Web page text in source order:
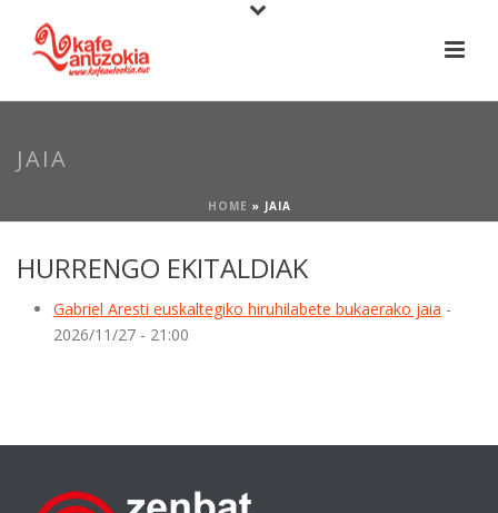
JAIA
HOME » JAIA
HURRENGO EKITALDIAK
Gabriel Aresti euskaltegiko hiruhilabete bukaerako jaia -
2026/11/27 - 21:00